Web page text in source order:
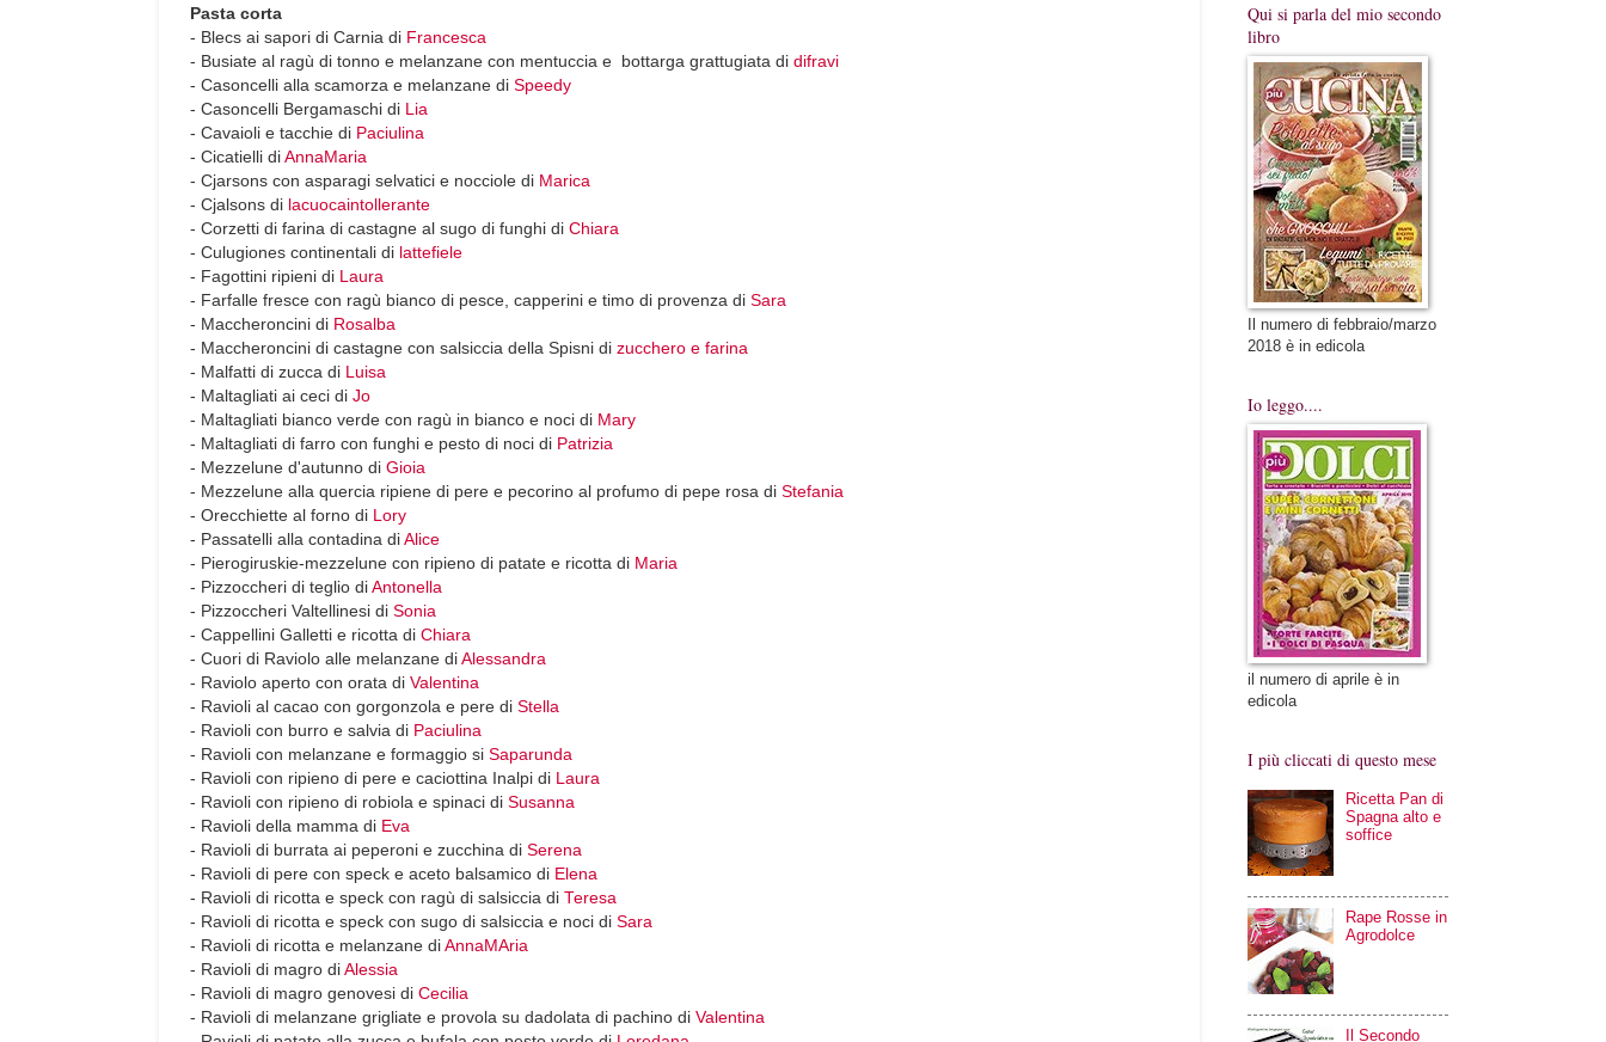
Pasta corta
- Blecs ai sapori di Carnia di Francesca
- Busiate al ragù di tonno e melanzane con mentuccia e bottarga grattugiata di difravi
- Casoncelli alla scamorza e melanzane di Speedy
- Casoncelli Bergamaschi di
Lia
- Cavaioli e tacchie di Paciulina
- Cicatielli di AnnaMaria
- Cjarsons con asparagi selvatici e nocciole di Marica
- Cjalsons di lacuocaintollerante
- Corzetti di farina di castagne al sugo di funghi di Chiara
- Culugiones continentali di lattefiele
- Fagottini ripieni di
Laura
- Farfalle fresce con ragù bianco di pesce, capperini e timo di provenza di Sara
- Maccheroncini di Rosalba
- Maccheroncini di castagne con salsiccia della Spisni di zucchero e farina
- Malfatti di zucca di
Luisa
- Maltagliati ai ceci di Jo
- Maltagliati bianco verde con ragù in bianco e noci di Mary
- Maltagliati di farro con funghi e pesto di noci di Patrizia
- Mezzelune d'autunno di Gioia
- Mezzelune alla quercia ripiene di pere e pecorino al profumo di pepe rosa di Stefania
- Orecchiette al forno di
Lory
- Passatelli alla contadina di Alice
- Pierogiruskie-mezzelune con ripieno di patate e ricotta di Maria
- Pizzoccheri di teglio di Antonella
- Pizzoccheri Valtellinesi di Sonia
- Cappellini Galletti e ricotta di Chiara
- Cuori di Raviolo alle melanzane di Alessandra
- Raviolo aperto con orata di Valentina
- Ravioli al cacao con gorgonzola e pere di Stella
- Ravioli con burro e salvia di Paciulina
- Ravioli con melanzane e formaggio si Saparunda
- Ravioli con ripieno di pere e caciottina Inalpi di
Laura
- Ravioli con ripieno di robiola e spinaci di Susanna
- Ravioli della mamma di Eva
- Ravioli di burrata ai peperoni e zucchina di Serena
- Ravioli di pere con speck e aceto balsamico di Elena
- Ravioli di ricotta e speck con ragù di salsiccia di Teresa
- Ravioli di ricotta e speck con sugo di salsiccia e noci di Sara
- Ravioli di ricotta e melanzane di AnnaMAria
- Ravioli di magro di Alessia
- Ravioli di magro genovesi di Cecilia
- Ravioli di melanzane grigliate e provola su dadolata di pachino di Valentina
Qui si parla del mio secondo
libro
Il numero di febbraio/marzo
2018 è in edicola
Io leggo....
il numero di aprile è in
edicola
I più cliccati di questo mese
Ricetta Pan di
Spagna alto e
soffice
Rape Rosse in
Agrodolce
Il Secondo